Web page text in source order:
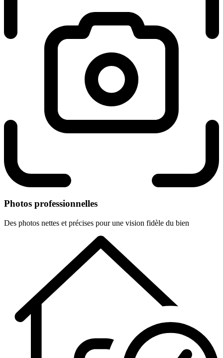
Photos professionnelles
Des photos nettes et précises pour une vision fidèle du bien